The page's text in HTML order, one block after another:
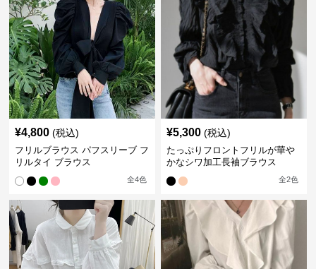
¥4,800 (税込)
フリルブラウス パフスリーブ フ
リルタイ ブラウス
全4色
¥5,300 (税込)
たっぷりフロントフリルが華や
かなシワ加工長袖ブラウス
全2色